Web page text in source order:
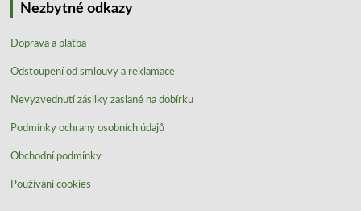
Nezbytné odkazy
Doprava a platba
Odstoupení od smlouvy a reklamace
Nevyzvednutí zásilky zaslané na dobírku
Podmínky ochrany osobních údajů
Obchodní podmínky
Používání cookies